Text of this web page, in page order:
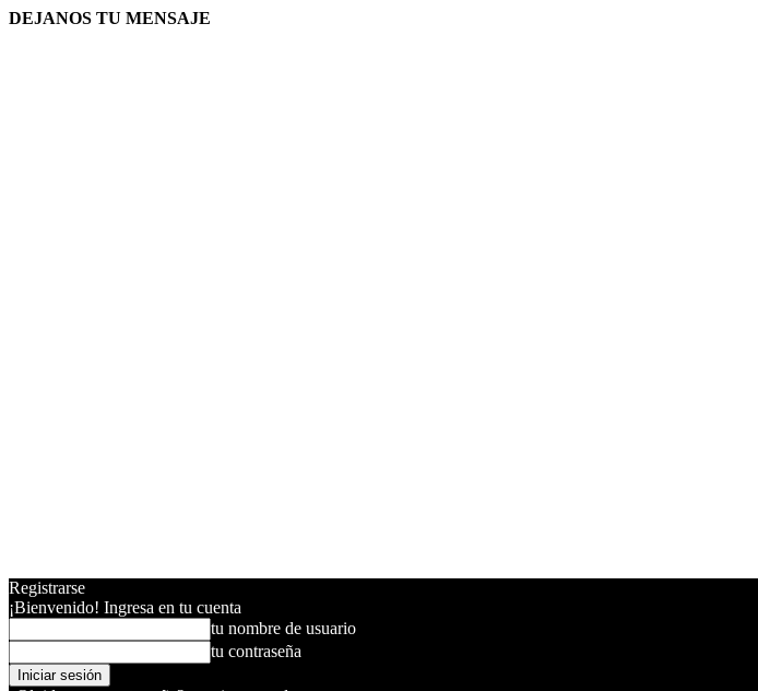
DEJANOS TU MENSAJE
Registrarse
¡Bienvenido! Ingresa en tu cuenta
tu nombre de usuario
tu contraseña